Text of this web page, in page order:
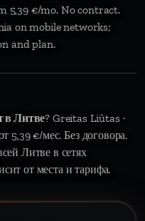
5,39 €/mo. No contract.
on mobile networks;
and plan.
в Литве? Greitas Liūtas ·
5,39 €/мес. Без договора.
Литве в сетях
от места и тарифа.